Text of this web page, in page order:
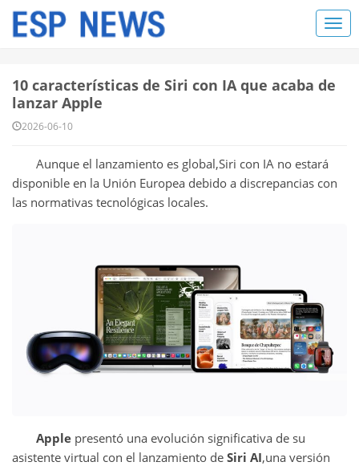
10 características de Siri con IA que acaba de
lanzar Apple
2026-06-10
Aunque el lanzamiento es global,Siri con IA no estará
disponible en la Unión Europea debido a discrepancias con
las normativas tecnológicas locales.
Apple presentó una evolución significativa de su
asistente virtual con el lanzamiento de Siri AI,una versión